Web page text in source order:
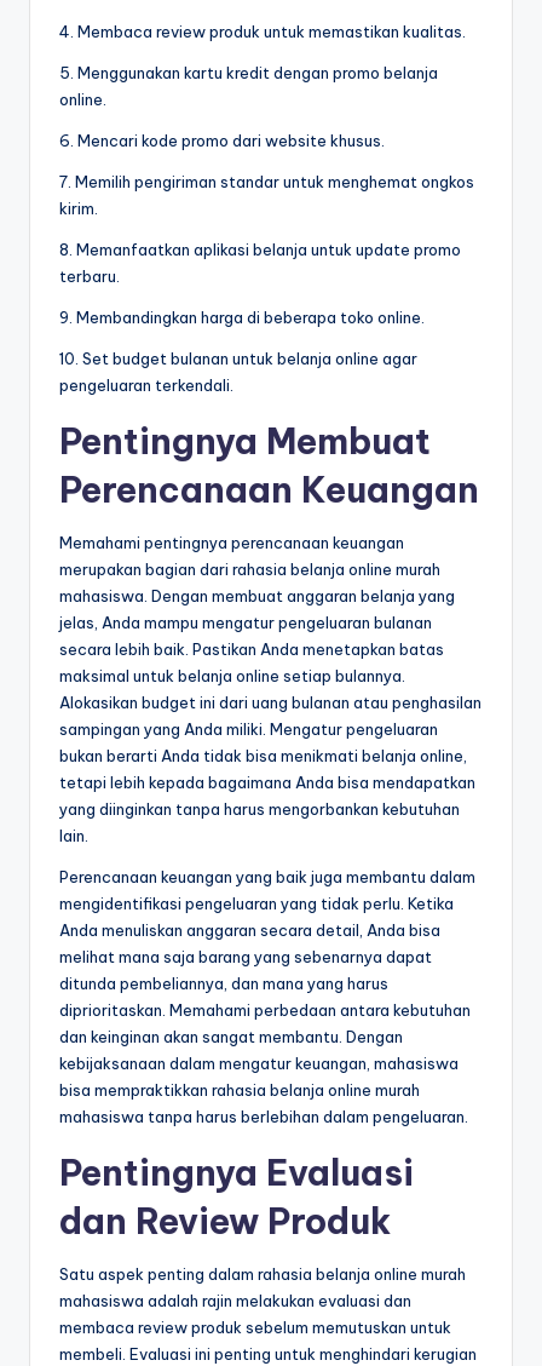
4. Membaca review produk untuk memastikan kualitas.
5. Menggunakan kartu kredit dengan promo belanja
online.
6. Mencari kode promo dari website khusus.
7. Memilih pengiriman standar untuk menghemat ongkos
kirim.
8. Memanfaatkan aplikasi belanja untuk update promo
terbaru.
9. Membandingkan harga di beberapa toko online.
10. Set budget bulanan untuk belanja online agar
pengeluaran terkendali.
Pentingnya Membuat
Perencanaan Keuangan
Memahami pentingnya perencanaan keuangan
merupakan bagian dari rahasia belanja online murah
mahasiswa. Dengan membuat anggaran belanja yang
jelas, Anda mampu mengatur pengeluaran bulanan
secara lebih baik. Pastikan Anda menetapkan batas
maksimal untuk belanja online setiap bulannya.
Alokasikan budget ini dari uang bulanan atau penghasilan
sampingan yang Anda miliki. Mengatur pengeluaran
bukan berarti Anda tidak bisa menikmati belanja online,
tetapi lebih kepada bagaimana Anda bisa mendapatkan
yang diinginkan tanpa harus mengorbankan kebutuhan
lain.
Perencanaan keuangan yang baik juga membantu dalam
mengidentifikasi pengeluaran yang tidak perlu. Ketika
Anda menuliskan anggaran secara detail, Anda bisa
melihat mana saja barang yang sebenarnya dapat
ditunda pembeliannya, dan mana yang harus
diprioritaskan. Memahami perbedaan antara kebutuhan
dan keinginan akan sangat membantu. Dengan
kebijaksanaan dalam mengatur keuangan, mahasiswa
bisa mempraktikkan rahasia belanja online murah
mahasiswa tanpa harus berlebihan dalam pengeluaran.
Pentingnya Evaluasi
dan Review Produk
Satu aspek penting dalam rahasia belanja online murah
mahasiswa adalah rajin melakukan evaluasi dan
membaca review produk sebelum memutuskan untuk
membeli. Evaluasi ini penting untuk menghindari kerugian